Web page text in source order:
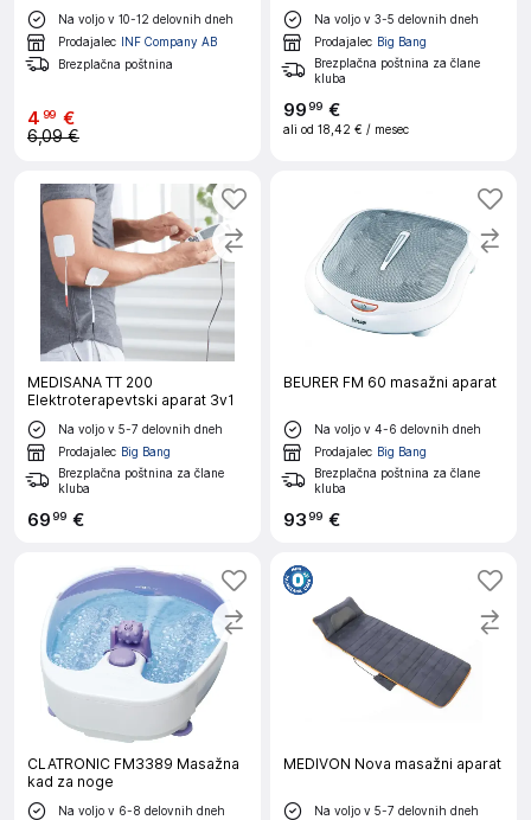
Na voljo v 10-12 delovnih dneh
Prodajalec
INF Company AB
Brezplačna poštnina
4 99 €
6,09 €
Na voljo v 3-5 delovnih dneh
Prodajalec Big Bang
Brezplačna poštnina za člane
kluba
9999 €
ali od 18,42 € / mesec
MEDISANA TT 200
Elektroterapevtski aparat 3v1
Na voljo v 5-7 delovnih dneh
Prodajalec Big Bang
Brezplačna poštnina za člane
kluba
6999 €
BEURER FM 60 masažni aparat
Na voljo v 4-6 delovnih dneh
Prodajalec Big Bang
Brezplačna poštnina za člane
kluba
9399 €
CLATRONIC FM3389 Masažna
kad za noge
Na voljo v 6-8 delovnih dneh
MEDIVON Nova masažni aparat
Na voljo v 5-7 delovnih dneh